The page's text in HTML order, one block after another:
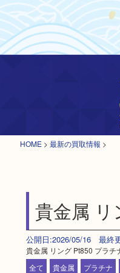
HOME > 最新の買取情報 >
貴金属
公開日:2026/05/16 最終
貴金属 リング Pt850 プラチ
全て
貴金属 プラチナ